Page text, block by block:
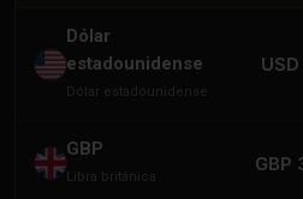
Dólar
estadounidense
Dólar estadounidense
GBP
Libra británica
GBP